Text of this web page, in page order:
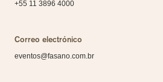
+55 11 3896 4000
Correo electrónico
eventos@fasano.com.br